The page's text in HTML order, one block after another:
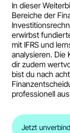
In dieser
Bereiche der
erwirbst
mit IFRS und
analysieren.
dir zudem
bist du nach
professionell
Jetzt